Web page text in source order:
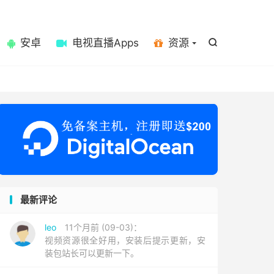

安卓 电视直播Apps 资源
最新评论
leo
11个月前 (09-03)：
视频资源很全好用，安装后提示更新，安
装包站长可以更新一下。